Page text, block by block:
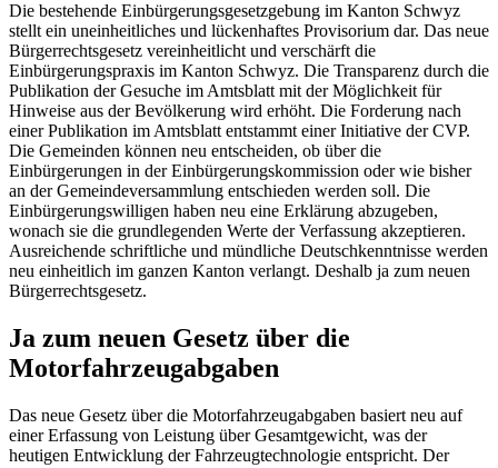
Die bestehende Einbürgerungsgesetzgebung im Kanton Schwyz
stellt ein uneinheitliches und lückenhaftes Provisorium dar. Das neue
Bürgerrechtsgesetz vereinheitlicht und verschärft die
Einbürgerungspraxis im Kanton Schwyz. Die Transparenz durch die
Publikation der Gesuche im Amtsblatt mit der Möglichkeit für
Hinweise aus der Bevölkerung wird erhöht. Die Forderung nach
einer Publikation im Amtsblatt entstammt einer Initiative der CVP.
Die Gemeinden können neu entscheiden, ob über die
Einbürgerungen in der Einbürgerungskommission oder wie bisher
an der Gemeindeversammlung entschieden werden soll. Die
Einbürgerungswilligen haben neu eine Erklärung abzugeben,
wonach sie die grundlegenden Werte der Verfassung akzeptieren.
Ausreichende schriftliche und mündliche Deutschkenntnisse werden
neu einheitlich im ganzen Kanton verlangt. Deshalb ja zum neuen
Bürgerrechtsgesetz.
Ja zum neuen Gesetz über die
Motorfahrzeugabgaben
Das neue Gesetz über die Motorfahrzeugabgaben basiert neu auf
einer Erfassung von Leistung über Gesamtgewicht, was der
heutigen Entwicklung der Fahrzeugtechnologie entspricht. Der